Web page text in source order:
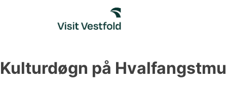
Kulturdøgn på